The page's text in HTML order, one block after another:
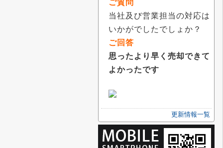
ご質問
当社及び営業担当の対応は
いかがでしたでしょか？
ご回答
思ったより早く売却できて
よかったです
更新情報一覧